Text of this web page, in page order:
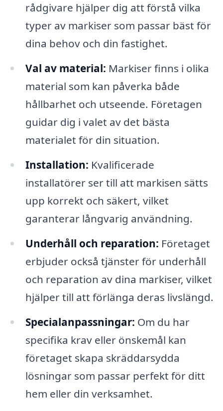
rådgivare hjälper dig att förstå vilka
typer av markiser som passar bäst för
dina behov och din fastighet.
Val av material: Markiser finns i olika
material som kan påverka både
hållbarhet och utseende. Företagen
guidar dig i valet av det bästa
materialet för din situation.
Installation: Kvalificerade
installatörer ser till att markisen sätts
upp korrekt och säkert, vilket
garanterar långvarig användning.
Underhåll och reparation: Företaget
erbjuder också tjänster för underhåll
och reparation av dina markiser, vilket
hjälper till att förlänga deras livslängd.
Specialanpassningar: Om du har
specifika krav eller önskemål kan
företaget skapa skräddarsydda
lösningar som passar perfekt för ditt
hem eller din verksamhet.